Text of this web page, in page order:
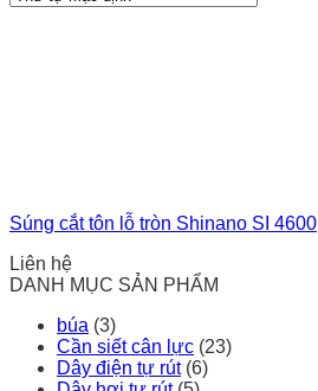
Súng cắt tôn lỗ tròn Shinano SI 4600
Liên hệ
DANH MỤC SẢN PHẨM
búa (3)
Cần siết cân lực (23)
Dây điện tự rút (6)